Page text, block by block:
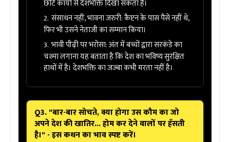
छोटे कार्यों से देशभक्ति दिखा सकता है।
संसाधन नहीं, भावना जरुरी:कैप्टन के पास पैसे नहीं थे,
फिर भी उसने नेताजी का सम्मान किया।
भावी पीढ़ी पर भरोसा:अंत में बच्चों द्वारा सरकंडे का
चश्मा लगाना यह बताता है कि देश का भविष्य सुरक्षित
हाथों में है। देशभक्ति का जज्बा कभी मरता नहीं है।
Q3. "बार-बार सोचते, क्या होगा उस कौम का जो
अपने देश की खातिर... होम कर देने वालों पर हँसती
है।" - इस कथन का भाव स्पष्ट करें।